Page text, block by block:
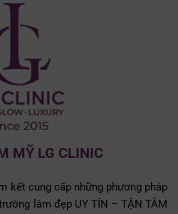
MỸ LG CLINIC
kết cung cấp những phương pháp
làm đẹp UY TÍN – TẬN TÂM